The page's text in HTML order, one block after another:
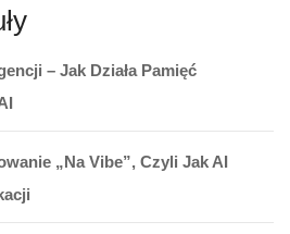
– Jak Działa Pamięć
„na Vibe”, Czyli Jak AI